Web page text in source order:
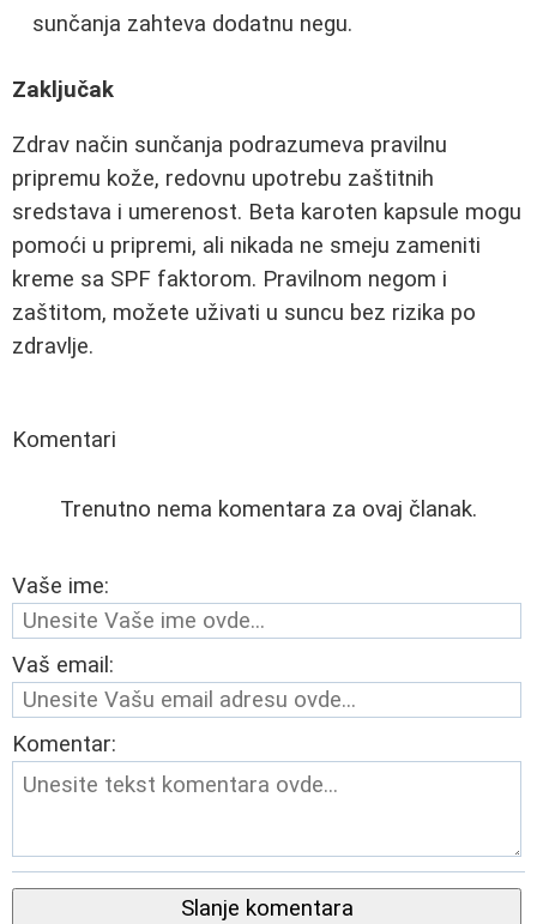
sunčanja zahteva dodatnu negu.
Zaključak
Zdrav način sunčanja podrazumeva pravilnu
pripremu kože, redovnu upotrebu zaštitnih
sredstava i umerenost. Beta karoten kapsule mogu
pomoći u pripremi, ali nikada ne smeju zameniti
kreme sa SPF faktorom. Pravilnom negom i
zaštitom, možete uživati u suncu bez rizika po
zdravlje.
Komentari
Trenutno nema komentara za ovaj članak.
Vaše ime:
Vaš email:
Komentar:
Slanje komentara